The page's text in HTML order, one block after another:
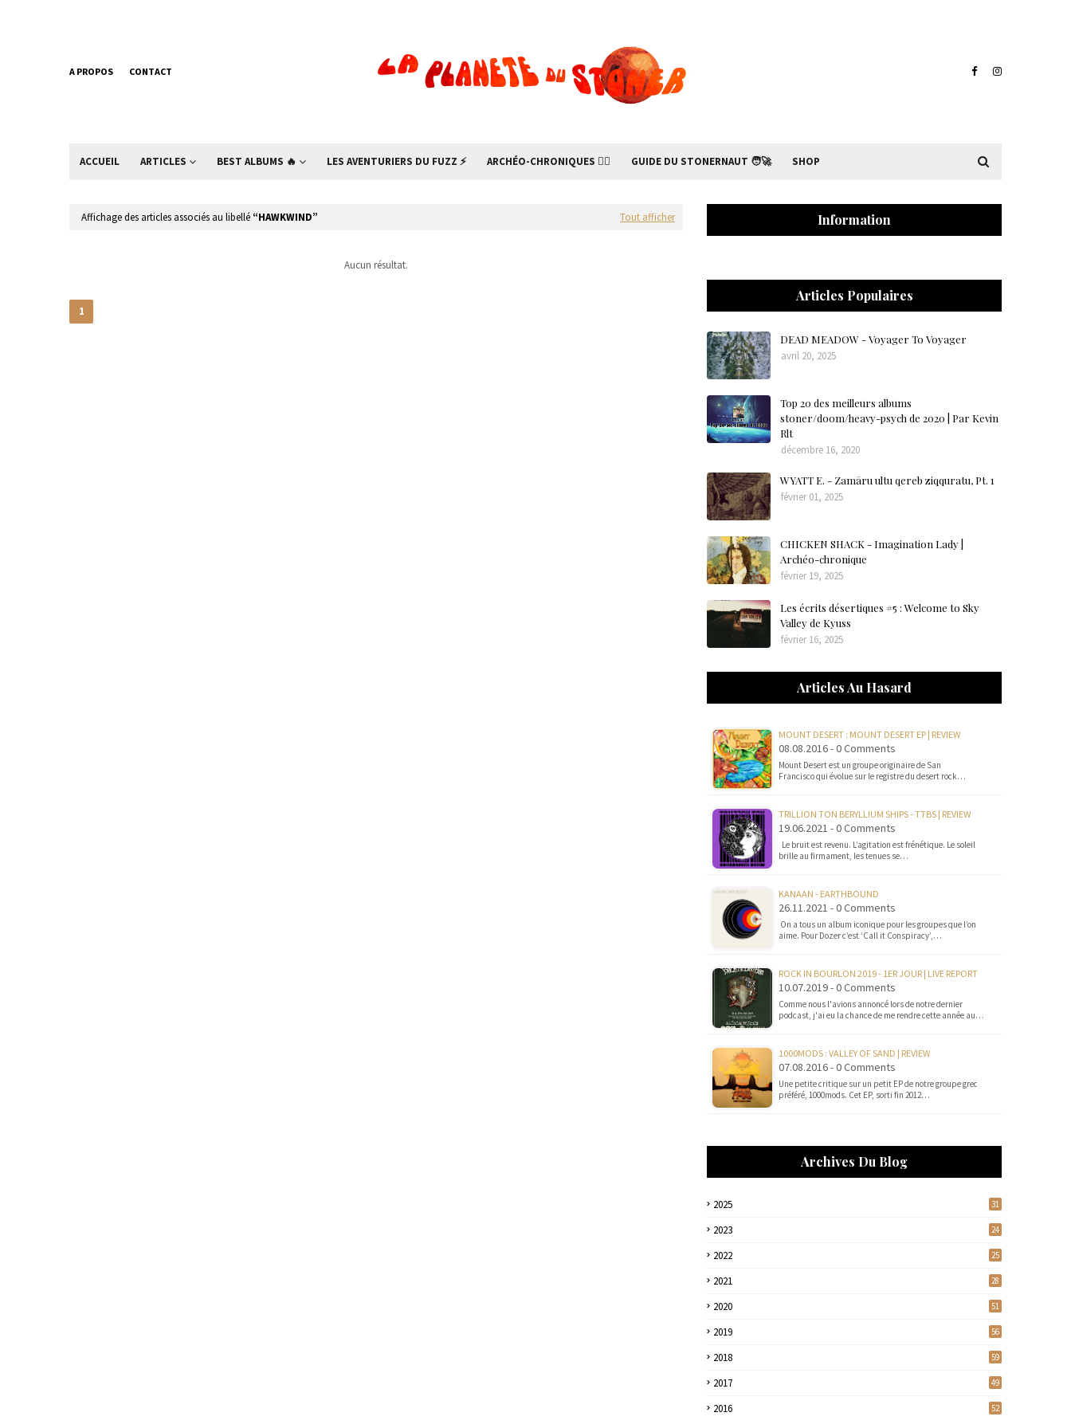
A PROPOS CONTACT
ACCUEIL ARTICLES BEST ALBUMS 🔥 LES AVENTURIERS DU FUZZ ⚡ ARCHÉO-CHRONIQUES 🧙‍♂ GUIDE DU STONERNAUT 🧑‍🚀 SHOP
Affichage des articles associés au libellé HAWKWIND Tout afficher
Aucun résultat.
1
Information
Articles Populaires
DEAD MEADOW - Voyager To Voyager
avril 20, 2025
Top 20 des meilleurs albums
stoner/doom/heavy-psych de 2020 | Par Kevin
Rlt
décembre 16, 2020
WYATT E. - Zamāru ultu qereb ziqquratu, Pt. 1
février 01, 2025
CHICKEN SHACK - Imagination Lady |
Archéo-chronique
février 19, 2025
Les écrits désertiques #5 : Welcome to Sky
Valley de Kyuss
février 16, 2025
Articles Au Hasard
MOUNT DESERT : MOUNT DESERT EP | REVIEW
08.08.2016 - 0 Comments
Mount Desert est un groupe originaire de San
Francisco qui évolue sur le registre du desert rock…
TRILLION TON BERYLLIUM SHIPS - TTBS | REVIEW
19.06.2021 - 0 Comments
Le bruit est revenu. L’agitation est frénétique. Le soleil
brille au firmament, les tenues se…
KANAAN - EARTHBOUND
26.11.2021 - 0 Comments
On a tous un album iconique pour les groupes que l’on
aime. Pour Dozer c’est ‘Call it Conspiracy’,…
ROCK IN BOURLON 2019 - 1ER JOUR | LIVE REPORT
10.07.2019 - 0 Comments
Comme nous l'avions annoncé lors de notre dernier
podcast, j'ai eu la chance de me rendre cette année au…
1000MODS : VALLEY OF SAND | REVIEW
07.08.2016 - 0 Comments
Une petite critique sur un petit EP de notre groupe grec
préféré, 1000mods. Cet EP, sorti fin 2012…
Archives Du Blog
2025 31
2023 24
2022 25
2021 28
2020 51
2019 56
2018 59
2017 49
2016 52